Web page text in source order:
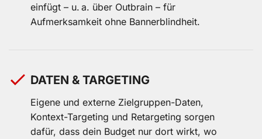
einfügt – u. a. über Outbrain – für
Aufmerksamkeit ohne Bannerblindheit.
DATEN & TARGETING
Eigene und externe Zielgruppen-Daten,
Kontext-Targeting und Retargeting sorgen
dafür, dass dein Budget nur dort wirkt, wo